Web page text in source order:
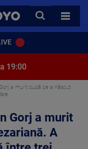
VOYO
CAUTA
TOATE
19:00
a murit după ce a născut
Gorj a murit
A